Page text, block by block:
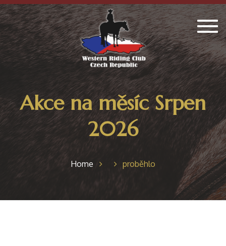
Akce na měsíc Srpen
2026
Home proběhlo